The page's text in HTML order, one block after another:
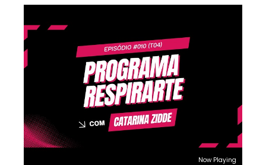
Now Playing